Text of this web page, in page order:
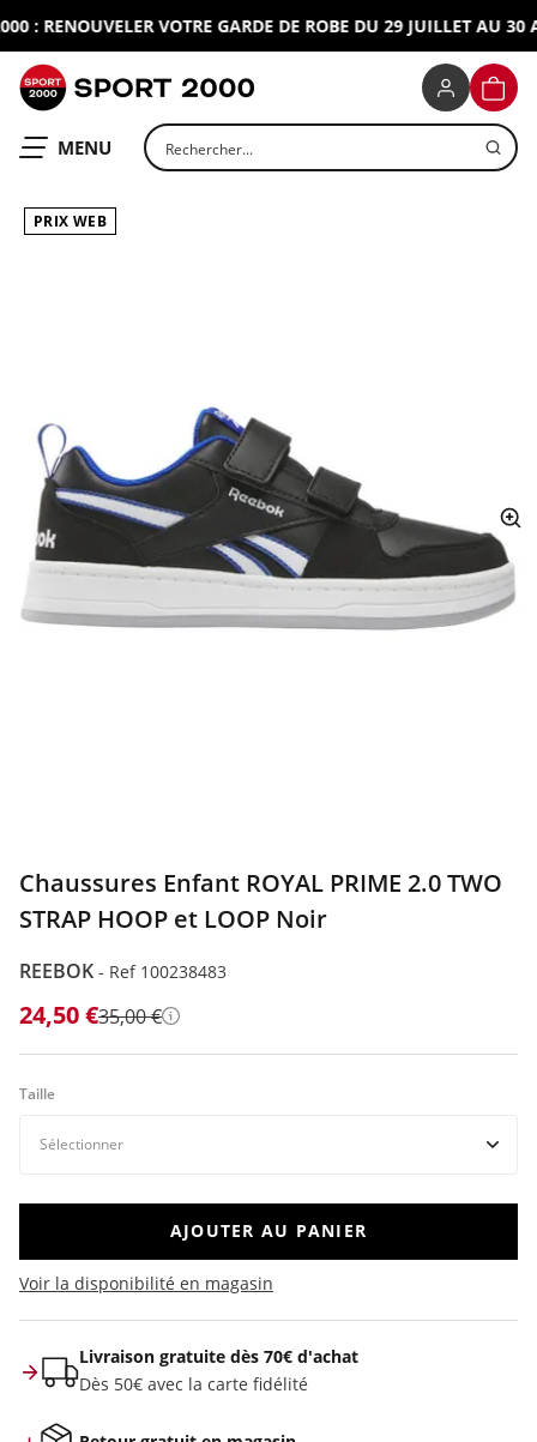
: RENOUVELER VOTRE GARDE DE ROBE DU 29 JUILLET AU 30
OUVRIR LE
MENU Rechercher un produit
PRIX WEB
Chaussures Enfant ROYAL PRIME 2.0 TWO
STRAP HOOP et LOOP Noir
REEBOK - Ref 100238483
24,50 €35,00 € Détails
Taille
AJOUTER AU PANIER
Voir la disponibilité en magasin
Livraison gratuite dès 70€ d'achat
Dès 50€ avec la carte fidélité